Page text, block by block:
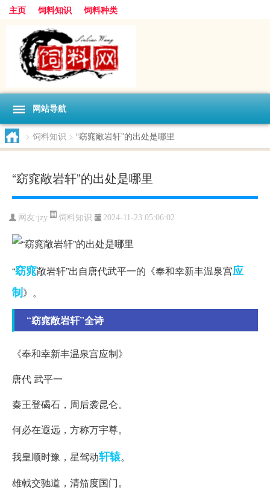
主页 饲料知识 饲料种类
网站导航
> 饲料知识 > “窈窕敞岩轩”的出处是哪里
“窈窕敞岩轩”的出处是哪里
网友:jzy 饲料知识 2024-11-23 05:06:02
“窈窕敞岩轩”出自唐代武平一的《奉和幸新丰温泉宫应
制》。
“窈窕敞岩轩”全诗
《奉和幸新丰温泉宫应制》
唐代 武平一
秦王登碣石，周后袭昆仑。
何必在遐远，方称万宇尊。
我皇顺时豫，星驾动轩辕。
雄戟交驰道，清笳度国门。